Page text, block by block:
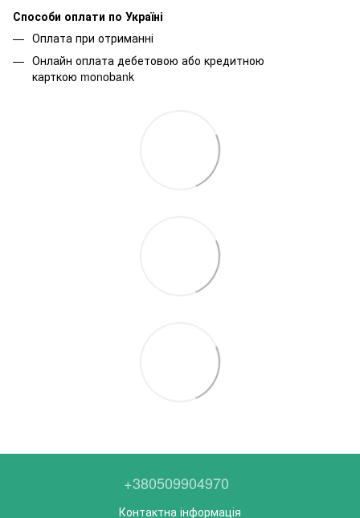
Способи оплати по Україні
Оплата при отриманні
Онлайн оплата дебетовою або кредитною
карткою monobank
+380509904970
Контактна інформація